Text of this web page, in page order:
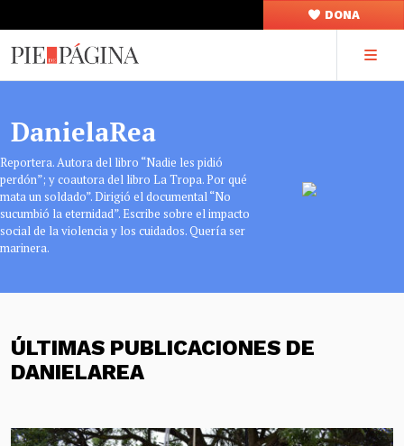
DONA
DanielaRea
Reportera. Autora del libro “Nadie les pidió
perdón”; y coautora del libro La Tropa. Por qué
mata un soldado”. Dirigió el documental “No
sucumbió la eternidad”. Escribe sobre el impacto
social de la violencia y los cuidados. Quería ser
marinera.
ÚLTIMAS PUBLICACIONES DE
DANIELAREA